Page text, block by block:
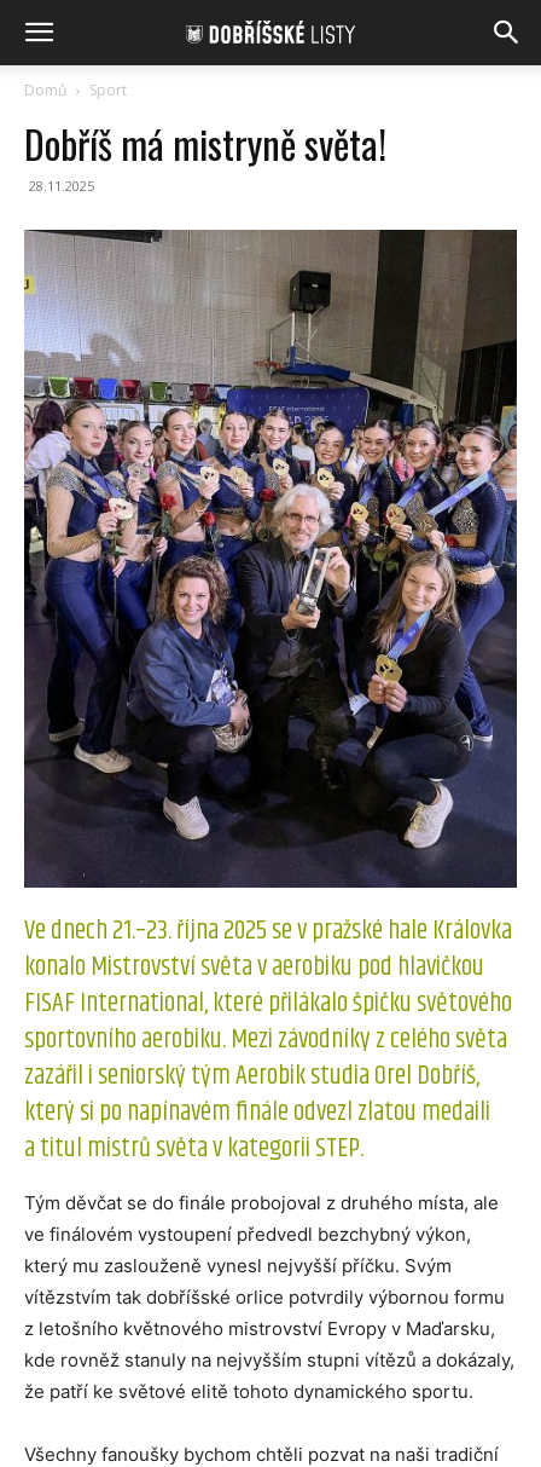
Domů Sport
Dobříš má mistryně světa!
28.11.2025
Ve dnech 21.–23. října 2025 se v pražské hale Královka
konalo Mistrovství světa v aerobiku pod hlavičkou
FISAF International, které přilákalo špičku světového
sportovního aerobiku. Mezi závodníky z celého světa
zazářil i seniorský tým Aerobik studia Orel Dobříš,
který si po napínavém finále odvezl zlatou medaili
a titul mistrů světa v kategorii STEP.
Tým děvčat se do finále probojoval z druhého místa, ale
ve finálovém vystoupení předvedl bezchybný výkon,
který mu zaslouženě vynesl nejvyšší příčku. Svým
vítězstvím tak dobříšské orlice potvrdily výbornou formu
z letošního květnového mistrovství Evropy v Maďarsku,
kde rovněž stanuly na nejvyšším stupni vítězů a dokázaly,
že patří ke světové elitě tohoto dynamického sportu.
Všechny fanoušky bychom chtěli pozvat na naši tradiční